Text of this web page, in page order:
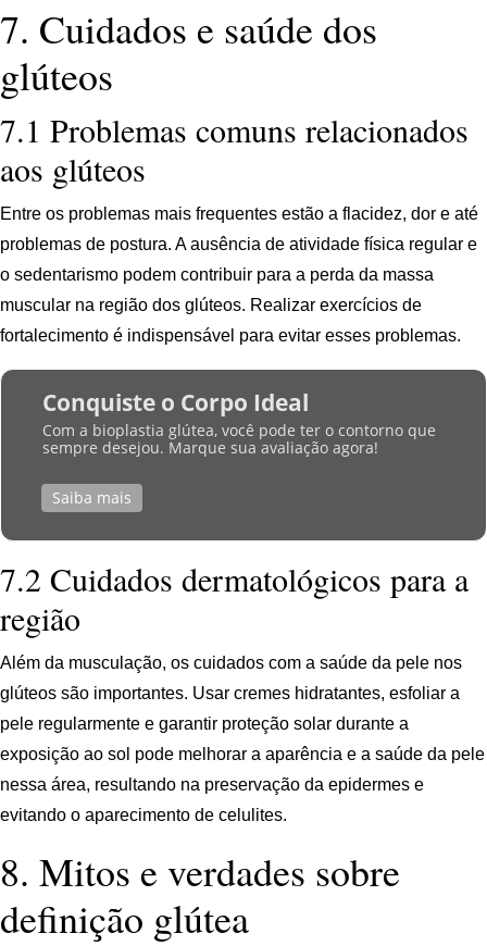
7. Cuidados e saúde dos
glúteos
7.1 Problemas comuns relacionados
aos glúteos
Entre os problemas mais frequentes estão a flacidez, dor e até
problemas de postura. A ausência de atividade física regular e
o sedentarismo podem contribuir para a perda da massa
muscular na região dos glúteos. Realizar exercícios de
fortalecimento é indispensável para evitar esses problemas.
Conquiste o Corpo Ideal
Com a bioplastia glútea, você pode ter o contorno que
sempre desejou. Marque sua avaliação agora!
Saiba mais
7.2 Cuidados dermatológicos para a
região
Além da musculação, os cuidados com a saúde da pele nos
glúteos são importantes. Usar cremes hidratantes, esfoliar a
pele regularmente e garantir proteção solar durante a
exposição ao sol pode melhorar a aparência e a saúde da pele
nessa área, resultando na preservação da epidermes e
evitando o aparecimento de celulites.
8. Mitos e verdades sobre
definição glútea